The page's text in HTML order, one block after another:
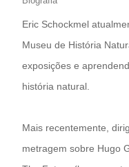
Eric Schockmel
Museu de História
exposições e
história natural.
Mais recentemente,
metragem sobre Hugo